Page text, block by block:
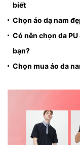
biết
Chọn áo dạ nam
Có nên chọn da
bạn?
Chọn mua áo da